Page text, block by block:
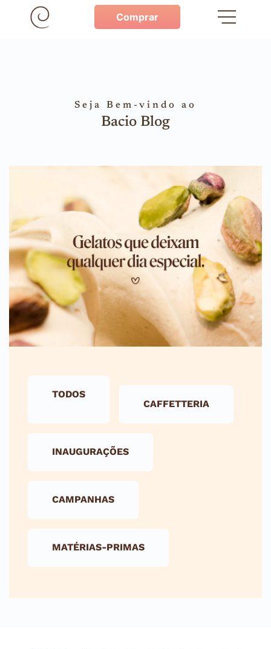
Comprar
Seja Bem-vindo ao
Bacio Blog
TODOS
CAFFETTERIA
INAUGURAÇÕES
CAMPANHAS
MATÉRIAS-PRIMAS